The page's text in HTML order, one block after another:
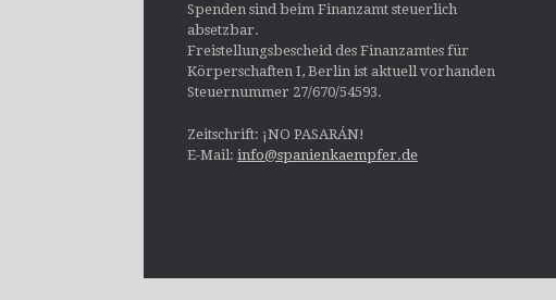
Spenden sind beim Finanzamt steuerlich
absetzbar.
Freistellungsbescheid des Finanzamtes für
Körperschaften I, Berlin ist aktuell vorhanden
Steuernummer 27/670/54593.
Zeitschrift: ¡NO PASARÁN!
E-Mail: info@spanienkaempfer.de